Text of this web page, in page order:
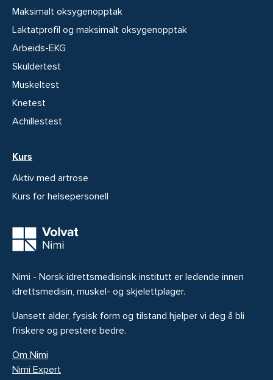
Nimi - Norsk idrettsmedisinsk institutt er ledende innen
idrettsmedisin, muskel- og skjelettplager.
Uansett alder, fysisk form og tilstand hjelper vi deg å bli
friskere og prestere bedre.
Om Nimi
Nimi Expert
Maksimalt oksygenopptak
Laktatprofil og maksimalt oksygenopptak
Arbeids-EKG
Skuldertest
Muskeltest
Knetest
Achillestest
Kurs
Aktiv med artrose
Kurs for helsepersonell